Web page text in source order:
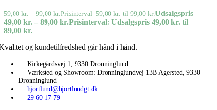
59,00kr. – 99,00kr.Prisinterval: 59,00 kr. til 99,00 kr.Udsalgspris
49,00 kr. – 89,00 kr.Prisinterval: Udsalgspris 49,00 kr. til
89,00 kr.
og kundetilfredshed går hånd i hånd.
Kirkegårdsvej 1, 9330 Dronninglund
Værksted og Showroom: Dronninglundvej 13B Agersted, 9330
Dronninglund
hjortlund@hjortlundgt.dk
29 60 17 79